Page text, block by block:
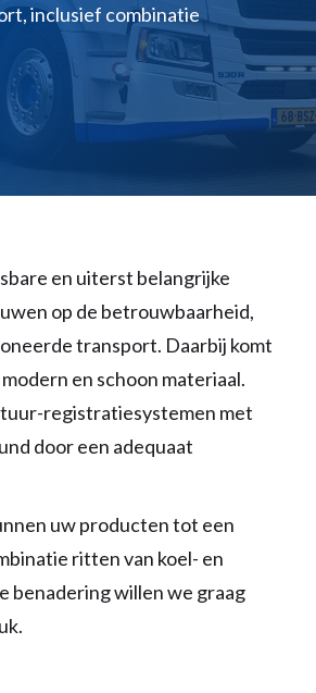
inclusief combinatie
en uiterst belangrijke
op de betrouwbaarheid,
transport. Daarbij komt
en schoon materiaal.
registratiesystemen met
door een adequaat
uw producten tot een
ritten van koel- en
benadering willen we graag